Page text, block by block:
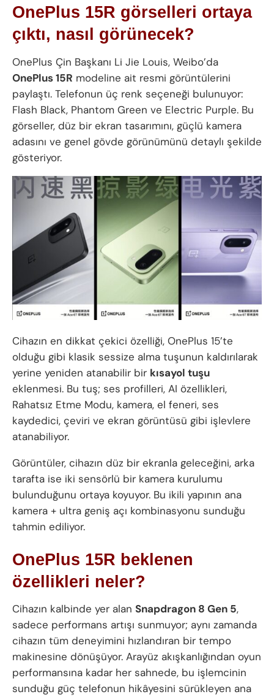
OnePlus 15R görselleri ortaya
çıktı, nasıl görünecek?
OnePlus Çin Başkanı Li Jie Louis, Weibo’da
OnePlus 15R modeline ait resmi görüntülerini
paylaştı. Telefonun üç renk seçeneği bulunuyor:
Flash Black, Phantom Green ve Electric Purple. Bu
görseller, düz bir ekran tasarımını, güçlü kamera
adasını ve genel gövde görünümünü detaylı şekilde
gösteriyor.
Cihazın en dikkat çekici özelliği, OnePlus 15’te
olduğu gibi klasik sessize alma tuşunun kaldırılarak
yerine yeniden atanabilir bir kısayol tuşu
eklenmesi. Bu tuş; ses profilleri, AI özellikleri,
Rahatsız Etme Modu, kamera, el feneri, ses
kaydedici, çeviri ve ekran görüntüsü gibi işlevlere
atanabiliyor.
Görüntüler, cihazın düz bir ekranla geleceğini, arka
tarafta ise iki sensörlü bir kamera kurulumu
bulunduğunu ortaya koyuyor. Bu ikili yapının ana
kamera + ultra geniş açı kombinasyonu sunduğu
tahmin ediliyor.
OnePlus 15R beklenen
özellikleri neler?
Cihazın kalbinde yer alan Snapdragon 8 Gen 5,
sadece performans artışı sunmuyor; aynı zamanda
cihazın tüm deneyimini hızlandıran bir tempo
makinesine dönüşüyor. Arayüz akışkanlığından oyun
performansına kadar her sahnede, bu işlemcinin
sunduğu güç telefonun hikâyesini sürükleyen ana